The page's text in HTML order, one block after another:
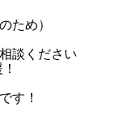
ため）
談ください
す！